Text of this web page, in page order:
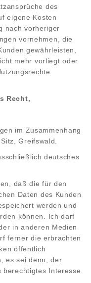
des
eigene Kosten
nach vorheriger
vornehmen, die
gewährleisten,
mehr vorliegt oder
Recht,
im Zusammenhang
Greifswald.
deutsches
daß die für den
Daten des Kunden
werden und
können. Ich darf
in anderen Medien
ferner die erbrachten
öffentlich
es sei denn, der
berechtigtes Interesse